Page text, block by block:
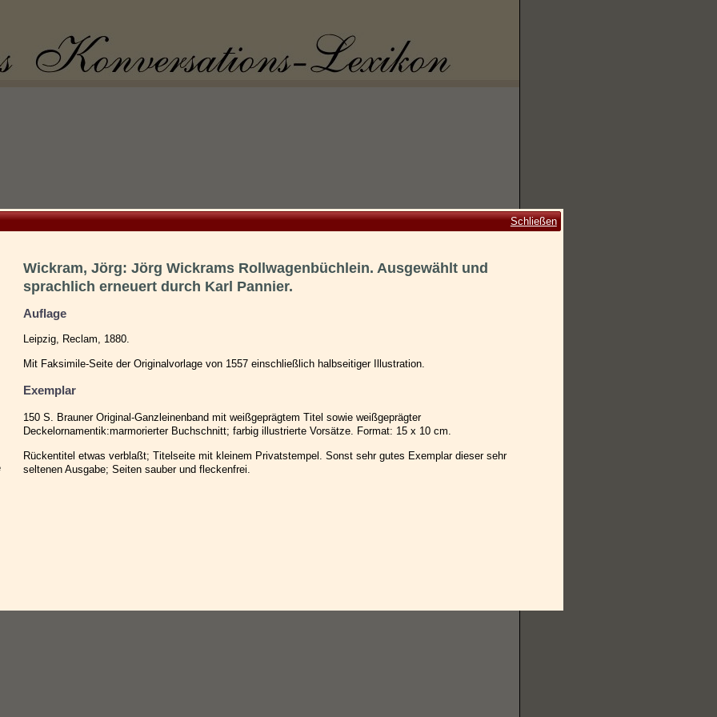
Schließen
Wickram, Jörg: Jörg Wickrams Rollwagenbüchlein. Ausgewählt und
sprachlich erneuert durch Karl Pannier.
Auflage
Leipzig, Reclam, 1880.
Mit Faksimile-Seite der Originalvorlage von 1557 einschließlich halbseitiger Illustration.
Exemplar
150 S. Brauner Original-Ganzleinenband mit weißgeprägtem Titel sowie weißgeprägter
Deckelornamentik:marmorierter Buchschnitt; farbig illustrierte Vorsätze. Format: 15 x 10 cm.
Rückentitel etwas verblaßt; Titelseite mit kleinem Privatstempel. Sonst sehr gutes Exemplar dieser sehr
seltenen Ausgabe; Seiten sauber und fleckenfrei.